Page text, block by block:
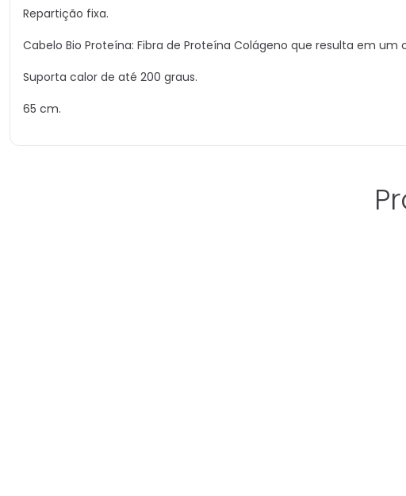
Repartição fixa.
Cabelo Bio Proteína: Fibra de Proteína Colágeno que resulta em um
Suporta calor de até 200 graus.
65 cm.